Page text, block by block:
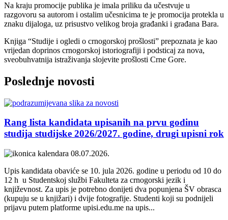
Na kraju promocije publika je imala priliku da učestvuje u
razgovoru sa autorom i ostalim učesnicima te je promocija protekla u
znaku dijaloga, uz prisustvo velikog broja građanki i građana Bara.
Knjiga “Studije i ogledi o crnogorskoj prošlosti” prepoznata je kao
vrijedan doprinos crnogorskoj istoriografiji i podsticaj za nova,
sveobuhvatnija istraživanja slojevite prošlosti Crne Gore.
Poslednje novosti
Rang lista kandidata upisanih na prvu godinu
studija studijske 2026/2027. godine, drugi upisni rok
08.07.2026.
Upis kandidata obaviće se 10. jula 2026. godine u periodu od 10 do
12 h u Studentskoj službi Fakulteta za crnogorski jezik i
književnost. Za upis je potrebno donijeti dva popunjena ŠV obrasca
(kupuju se u knjižari) i dvije fotografije. Studenti koji su podnijeli
prijavu putem platforme upisi.edu.me na upis...